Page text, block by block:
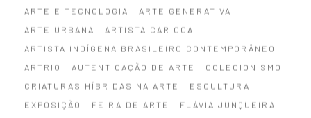
ARTE E TECNOLOGIA
ARTE GENERATIVA
ARTE URBANA
ARTISTA CARIOCA
ARTISTA INDÍGENA BRASILEIRO CONTEMPORÂNEO
ARTRIO
AUTENTICAÇÃO DE ARTE
COLECIONISMO
CRIATURAS HÍBRIDAS NA ARTE
ESCULTURA
EXPOSIÇÃO
FEIRA DE ARTE
FLÁVIA JUNQUEIRA